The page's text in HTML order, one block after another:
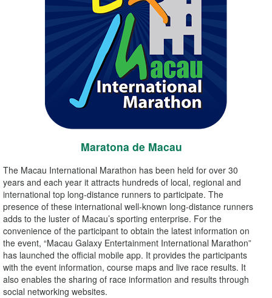
Maratona de Macau
The Macau International Marathon has been held for over 30
years and each year it attracts hundreds of local, regional and
international top long-distance runners to participate. The
presence of these international well-known long-distance runners
adds to the luster of Macau’s sporting enterprise. For the
convenience of the participant to obtain the latest information on
the event, “Macau Galaxy Entertainment International Marathon”
has launched the official mobile app. It provides the participants
with the event information, course maps and live race results. It
also enables the sharing of race information and results through
social networking websites.